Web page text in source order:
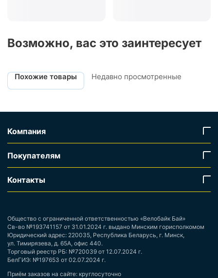
Возможно, вас это заинтересует
Похожие товары Недавно просмотренные
Компания
Покупателям
Контакты
Общество с ограниченной ответственностью «Велобайк Бай»
Св-во №193741157 от 31.01.2024 г. выдано Минским горисполкомом
Юридический адрес: 220035, Республика Беларусь, г. Минск,
ул. Тимирязева, д. 65А, офис 440.
Торговый реестр РБ: №720039 от 12.07.2024 г.
БелГИЭ: №197653 от 02.07.2024 г.
Приём заказов на сайте: круглосуточно